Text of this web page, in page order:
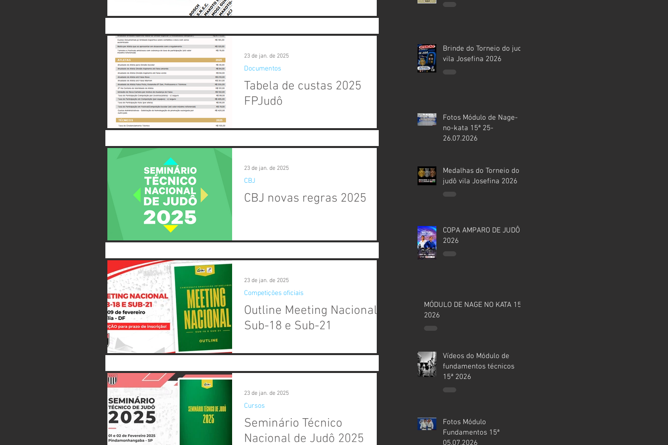
Tabela de custas 2025
FPJudô
Documentos
23 de jan. de 2025
CBJ novas regras 2025
CBJ
23 de jan. de 2025
Outline Meeting Nacional
Sub-18 e Sub-21
2024 / São Paulo, SP A CBJ realizará nos
Competições oficiais
23 de jan. de 2025
Seminário Técnico
Nacional de Judô 2025
Cursos
23 de jan. de 2025
Brinde do Torneio do judô
vila Josefina 2026
Fotos Módulo de Nage-
no-kata 15ª 25-
26.07.2026
Medalhas do Torneio do
judô vila Josefina 2026
COPA AMPARO DE JUDÔ
2026
MÓDULO DE NAGE NO KATA 15ª
2026
Vídeos do Módulo de
fundamentos técnicos
15ª 2026
Fotos Módulo
Fundamentos 15ª
05.07.2026